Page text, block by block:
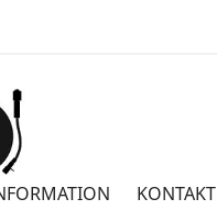
KONTAKT